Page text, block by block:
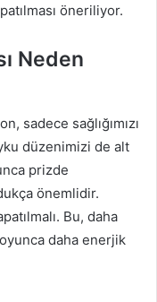
öneriliyor.
Neden
sadece sağlığımızı
düzenimizi de alt
prizde
önemlidir.
Bu, daha
daha enerjik